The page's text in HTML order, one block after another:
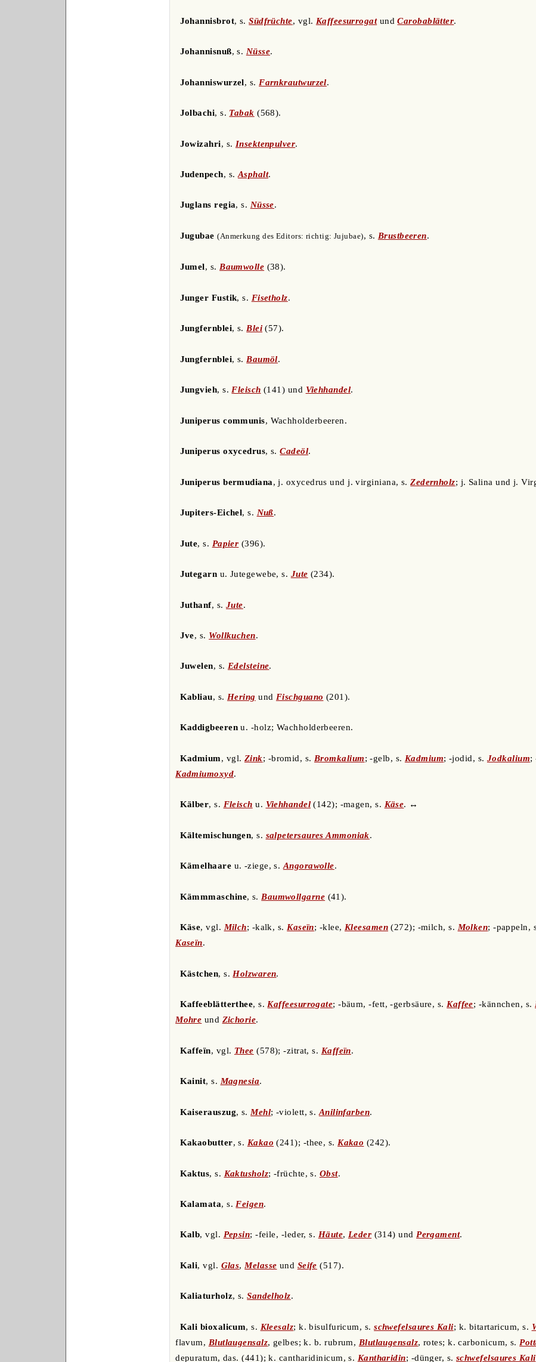
Johannisbrot, s.Südfrüchte, vgl. KaffeesurrogatundCarobablätter.
Johannisnuß, s. Nüsse.
Johanniswurzel, s. Farnkrautwurzel.
Jolbachi, s. Tabak (568).
Jowizahri, s. Insektenpulver.
Judenpech, s. Asphalt.
Juglans regia, s. Nüsse.
Jugubae (Anmerkung des Editors: richtig: Jujubae), s. Brustbeeren.
Jumel, s.Baumwolle (38).
Junger Fustik, s. Fisetholz.
Jungfernblei, s.Blei (57).
Jungfernblei, s. Baumöl.
Jungvieh, s.Fleisch (141) und Viehhandel.
Juniperus communis, Wachholderbeeren.
Juniperus oxycedrus, s.Cadeöl.
Juniperus bermudiana, j. oxycedrus und j. virginiana, s.Zedernholz; j. Salina und j.
Jupiters-Eichel, s. Nuß.
Jute, s. Papier (396).
Jutegarn u. Jutegewebe, s. Jute (234).
Juthanf, s. Jute.
Jve, s. Wollkuchen.
Juwelen, s. Edelsteine.
Kabliau, s. Hering und Fischguano (201).
Kaddigbeerenu. -holz; Wachholderbeeren.
Kadmium, vgl. Zink; -bromid, s. Bromkalium; -gelb, s. Kadmium; -jodid, s. Jodkalium;
Kadmiumoxyd.
Kälber, s. Fleisch u. Viehhandel (142); -magen, s. Käse. ↔
Kältemischungen, s. salpetersaures Ammoniak.
Kämelhaare u. -ziege, s.Angorawolle.
Kämmmaschine, s. Baumwollgarne (41).
Käse, vgl. Milch; -kalk, s.Kaseïn; -klee, Kleesamen (272); -milch, s. Molken; -pappeln,
Kaseïn.
Kästchen, s. Holzwaren.
Kaffeeblätterthee, s. Kaffeesurrogate; -bäum, -fett, -gerbsäure, s. Kaffee; -kännchen, s.
Mohre und Zichorie.
Kaffeïn, vgl. Thee (578); -zitrat, s. Kaffeïn.
Kainit, s. Magnesia.
Kaiserauszug, s. Mehl; -violett, s. Anilinfarben.
Kakaobutter, s. Kakao (241); -thee, s. Kakao (242).
Kaktus, s. Kaktusholz; -früchte, s. Obst.
Kalamata, s. Feigen.
Kalb, vgl. Pepsin; -feile, -leder, s. Häute, Leder (314) undPergament.
Kali, vgl. Glas, Melasse und Seife (517).
Kaliaturholz, s.Sandelholz.
Kali bioxalicum, s. Kleesalz; k. bisulfuricum, s.schwefelsaures Kali; k. bitartaricum, s.
flavum, Blutlaugensalz, gelbes; k. b. rubrum, Blutlaugensalz, rotes; k. carbonicum, s.
depuratum, das. (441); k. cantharidinicum, s. Kantharidin; -dünger, s.schwefelsaures Kali